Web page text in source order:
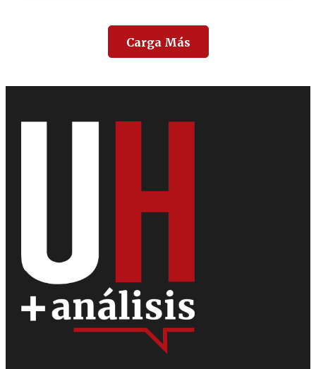
Carga Más